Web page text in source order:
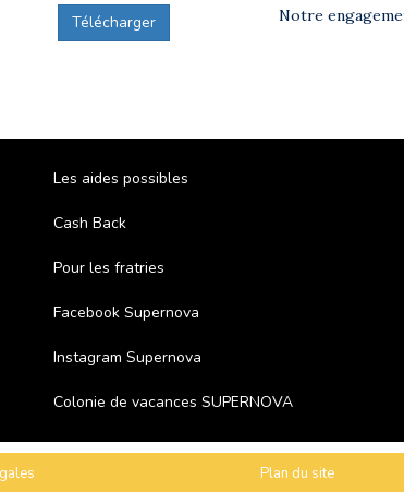
Télécharger
Notre
Les aides possibles
Cash Back
Pour les fratries
Facebook Supernova
Instagram Supernova
Colonie de vacances SUPERNOVA
Plan du site